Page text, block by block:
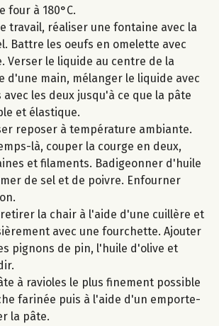
four à 180°C.
travail, réaliser une fontaine avec la
Battre les oeufs en omelette avec
Verser le liquide au centre de la
d'une main, mélanger le liquide avec
avec les deux jusqu'à ce que la pâte
et élastique.
reposer à température ambiante.
là, couper la courge en deux,
et filaments. Badigeonner d'huile
de sel et de poivre. Enfourner
la chair à l'aide d'une cuillère et
avec une fourchette. Ajouter
pignons de pin, l'huile d'olive et
à ravioles le plus finement possible
farinée puis à l'aide d'un emporte-
la pâte.